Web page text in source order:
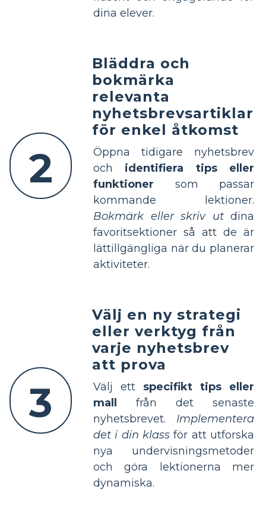
dina elever.
2
Bläddra och
bokmärka
relevanta
nyhetsbrevsartiklar
för enkel åtkomst
Öppna tidigare nyhetsbrev
och identifiera tips eller
funktioner som passar
kommande lektioner.
Bokmärk eller skriv utdina
favoritsektioner så att de är
lättillgängliga när du planerar
aktiviteter.
3
Välj en ny strategi
eller verktyg från
varje nyhetsbrev
att prova
Välj ett specifikt tips eller
mall
från det senaste
nyhetsbrevet. Implementera
det i din klass för att utforska
nya undervisningsmetoder
och göra lektionerna mer
dynamiska.